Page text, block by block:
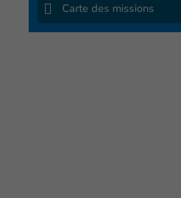
Carte des missions